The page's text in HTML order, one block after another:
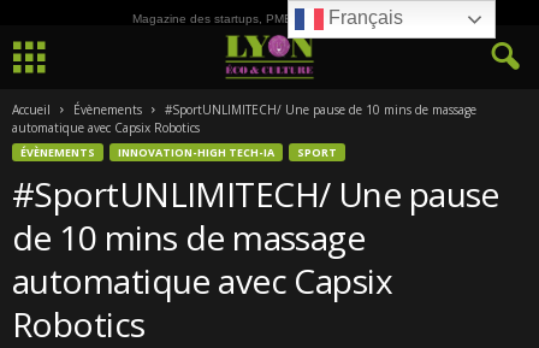
Magazine des startups, PME, ETI et de la Culture
Accueil Évènements
#SportUNLIMITECH/ Une pause de 10 mins de massage
automatique avec Capsix Robotics
ÉVÈNEMENTS INNOVATION-HIGH TECH-IA SPORT
#SportUNLIMITECH/ Une pause
de 10 mins de massage
automatique avec Capsix
Robotics
Français